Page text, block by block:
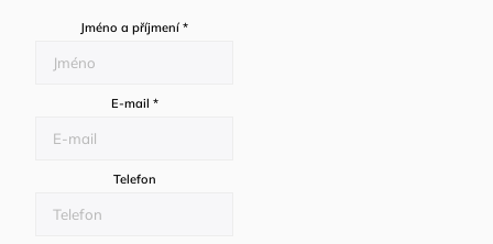
Jméno a příjmení *
E-mail *
Telefon